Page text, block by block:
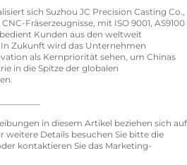
sich Suzhou JC Precision Casting Co.,
Fräserzeugnisse, mit ISO 9001, AS9100
Kunden aus den weltweit
Zukunft wird das Unternehmen
als Kernpriorität sehen, um Chinas
in die Spitze der globalen
in diesem Artikel beziehen sich auf
weitere Details besuchen Sie bitte die
kontaktieren Sie das Marketing-